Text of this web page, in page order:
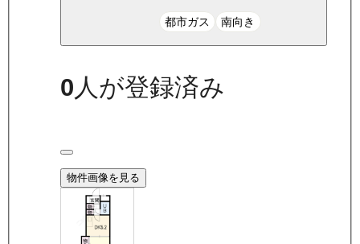
都市ガス 南向き
0 人が登録済み
物件画像を見る